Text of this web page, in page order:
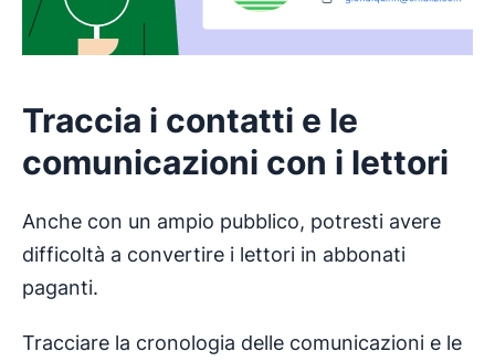
Traccia i contatti e le
comunicazioni con i lettori
Anche con un ampio pubblico, potresti avere
difficoltà a convertire i lettori in abbonati
paganti.
Tracciare la cronologia delle comunicazioni e le